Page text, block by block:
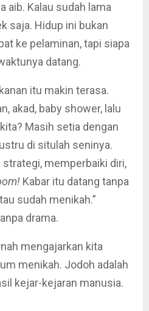
aib. Kalau sudah lama
saja. Hidup ini bukan
ke pelaminan, tapi siapa
datang.
itu makin terasa.
akad, baby shower, lalu
Masih setia dengan
di situlah seninya.
memperbaiki diri,
Kabar itu datang tanpa
sudah menikah.”
drama.
mengajarkan kita
menikah. Jodoh adalah
kejar-kejaran manusia.